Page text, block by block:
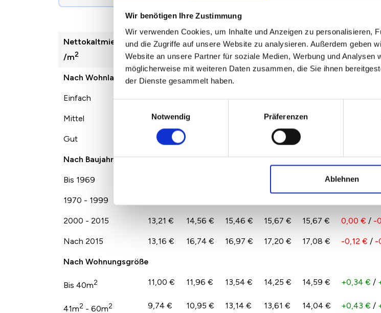
Wir benötigen Ihre Zustimmung
Wir verwenden Cookies, um Inhalte und Anzeigen zu personalisieren,
und die Zugriffe auf unsere Website zu analysieren. Außerdem geben
Website an unsere Partner für soziale Medien, Werbung und Analysen
möglicherweise mit weiteren Daten zusammen, die Sie ihnen
der Dienste gesammelt haben.
Notwendig
Präferenzen
Ablehnen
Nettokaltmiete
/m2
2022 2023 2024 2025 2026
Vorjahr
Nach Wohnlage
Einfach 8,43 € 9,34 € 10,92 € 10,75 € 11,21 € +0,47 €/
Mittel 10,59 € 12,10 € 14,11 € 14,01 €
Gut 12,79 € 16,93 €
Nach Baujahr
Bis 1969 12,63 € +0,12 €
1970 - 1999
2000 - 2015 13,21 € 14,56 € 15,46 € 15,67 € 15,67 € 0,00 € / -
Nach 2015 13,16 € 16,74 € 16,97 € 17,20 € 17,08 € -0,12 € / -
Nach Wohnungsgröße
Bis 40m2 11,00 € 11,96 € 13,54 € 14,25 € 14,59 € +0,34 € /
41m2 - 60m2 9,74 € 10,95 € 13,14 € 13,61 € 14,04 € +0,43 € /